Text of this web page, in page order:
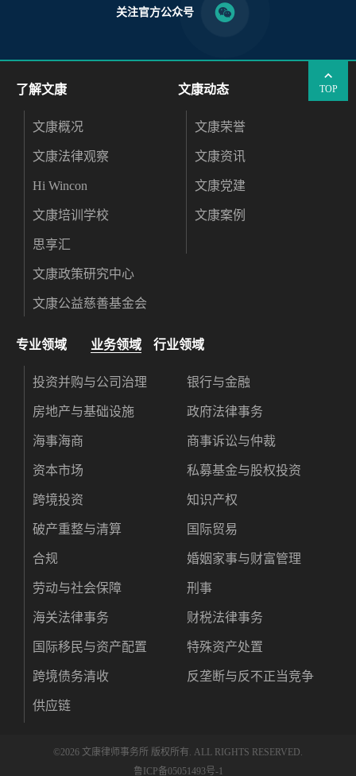
关注官方公众号
TOP
了解文康
文康概况
文康法律观察
Hi Wincon
文康培训学校
思享汇
文康政策研究中心
文康公益慈善基金会
专业领域 业务领域 行业领域
投资并购与公司治理 银行与金融
房地产与基础设施 政府法律事务
海事海商 商事诉讼与仲裁
资本市场 私募基金与股权投资
跨境投资 知识产权
破产重整与清算 国际贸易
合规 婚姻家事与财富管理
劳动与社会保障 刑事
海关法律事务 财税法律事务
国际移民与资产配置 特殊资产处置
跨境债务清收 反垄断与反不正当竞争
供应链
文康动态
文康荣誉
文康资讯
文康党建
文康案例
©2026 文康律师事务所 版权所有. ALL RIGHTS RESERVED.
鲁ICP备05051493号-1